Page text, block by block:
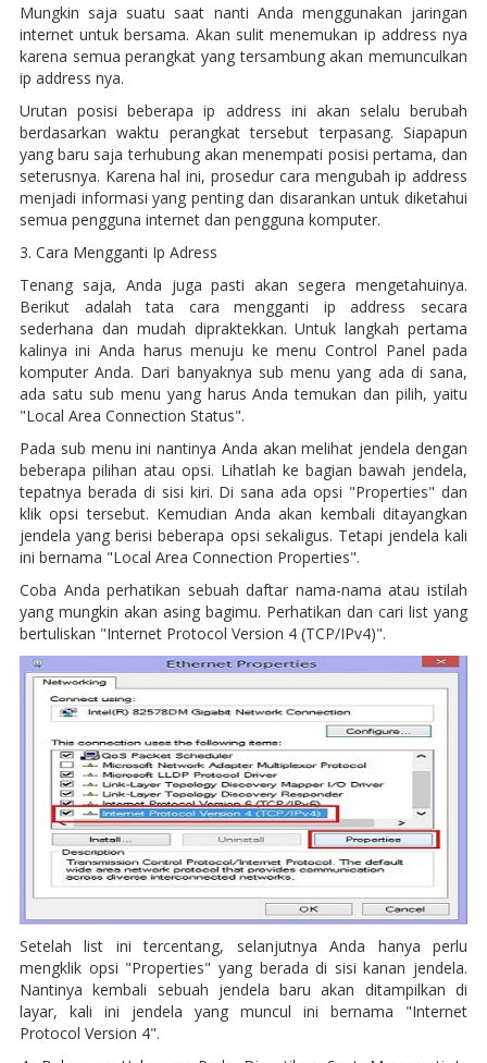
Mungkin saja suatu saat nanti Anda menggunakan jaringan
internet untuk bersama. Akan sulit menemukan ip address nya
karena semua perangkat yang tersambung akan memunculkan
ip address nya.
Urutan posisi beberapa ip address ini akan selalu berubah
berdasarkan waktu perangkat tersebut terpasang. Siapapun
yang baru saja terhubung akan menempati posisi pertama, dan
seterusnya. Karena hal ini, prosedur cara mengubah ip address
menjadi informasi yang penting dan disarankan untuk diketahui
semua pengguna internet dan pengguna komputer.
3. Cara Mengganti Ip Adress
Tenang saja, Anda juga pasti akan segera mengetahuinya.
Berikut adalah tata cara mengganti ip address secara
sederhana dan mudah dipraktekkan. Untuk langkah pertama
kalinya ini Anda harus menuju ke menu Control Panel pada
komputer Anda. Dari banyaknya sub menu yang ada di sana,
ada satu sub menu yang harus Anda temukan dan pilih, yaitu
"Local Area Connection Status".
Pada sub menu ini nantinya Anda akan melihat jendela dengan
beberapa pilihan atau opsi. Lihatlah ke bagian bawah jendela,
tepatnya berada di sisi kiri. Di sana ada opsi "Properties" dan
klik opsi tersebut. Kemudian Anda akan kembali ditayangkan
jendela yang berisi beberapa opsi sekaligus. Tetapi jendela kali
ini bernama "Local Area Connection Properties".
Coba Anda perhatikan sebuah daftar nama-nama atau istilah
yang mungkin akan asing bagimu. Perhatikan dan cari list yang
bertuliskan "Internet Protocol Version 4 (TCP/IPv4)".
Setelah list ini tercentang, selanjutnya Anda hanya perlu
mengklik opsi "Properties" yang berada di sisi kanan jendela.
Nantinya kembali sebuah jendela baru akan ditampilkan di
layar, kali ini jendela yang muncul ini bernama "Internet
Protocol Version 4".